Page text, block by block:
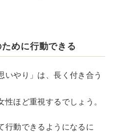
ために行動できる
いやり」は、長く付き合う
ほど重視するでしょう。
行動できるようになるに